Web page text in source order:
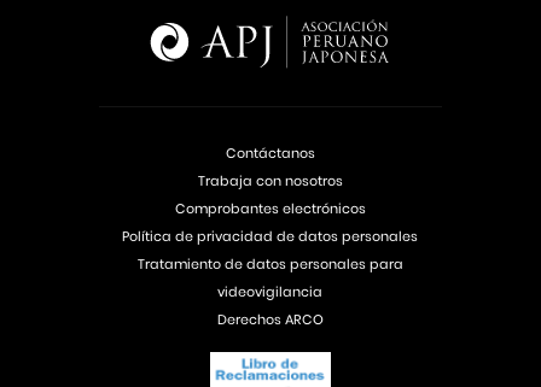
Contáctanos
Trabaja con nosotros
Comprobantes electrónicos
Política de privacidad de datos personales
Tratamiento de datos personales para
videovigilancia
Derechos ARCO